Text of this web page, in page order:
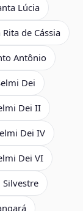
Lúcia
de Cássia
Antônio
Dei
Dei II
Dei IV
Dei VI
Silvestre